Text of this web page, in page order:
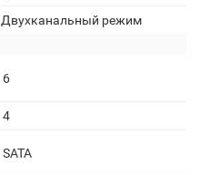
Двухканальный режим
6
4
SATA